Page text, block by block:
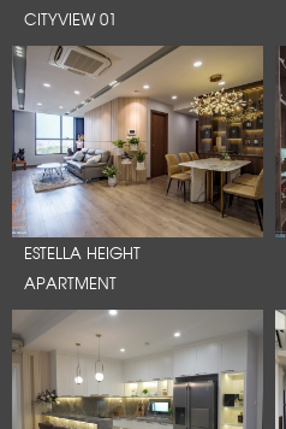
CITYVIEW 01
ESTELLA HEIGHT
APARTMENT